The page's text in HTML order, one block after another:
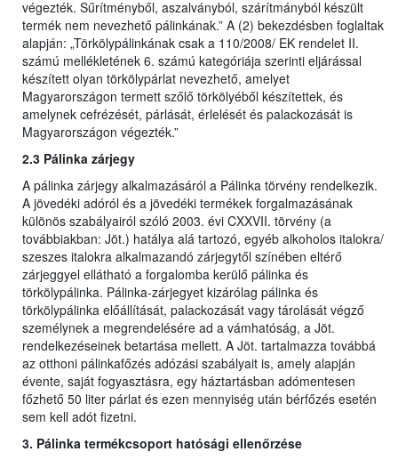
végezték. Sűrítményből, aszalványból, szárítmányból készült
termék nem nevezhető pálinkának.” A (2) bekezdésben foglaltak
alapján: „Törkölypálinkának csak a 110/2008/ EK rendelet II.
számú mellékletének 6. számú kategóriája szerinti eljárással
készített olyan törkölypárlat nevezhető, amelyet
Magyarországon termett szőlő törkölyéből készítettek, és
amelynek cefrézését, párlását, érlelését és palackozását is
Magyarországon végezték.”
2.3 Pálinka zárjegy
A pálinka zárjegy alkalmazásáról a Pálinka törvény rendelkezik.
A jövedéki adóról és a jövedéki termékek forgalmazásának
különös szabályairól szóló 2003. évi CXXVII. törvény (a
továbbiakban: Jöt.) hatálya alá tartozó, egyéb alkoholos italokra/
szeszes italokra alkalmazandó zárjegytől színében eltérő
zárjeggyel ellátható a forgalomba kerülő pálinka és
törkölypálinka. Pálinka-zárjegyet kizárólag pálinka és
törkölypálinka előállítását, palackozását vagy tárolását végző
személynek a megrendelésére ad a vámhatóság, a Jöt.
rendelkezéseinek betartása mellett. A Jöt. tartalmazza továbbá
az otthoni pálinkafőzés adózási szabályait is, amely alapján
évente, saját fogyasztásra, egy háztartásban adómentesen
főzhető 50 liter párlat és ezen mennyiség után bérfőzés esetén
sem kell adót fizetni.
3. Pálinka termékcsoport hatósági ellenőrzése